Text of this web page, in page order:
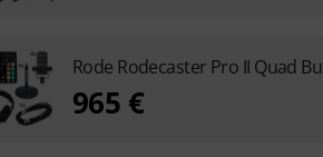
Rode Rodecaster Pro II Quad
965 €